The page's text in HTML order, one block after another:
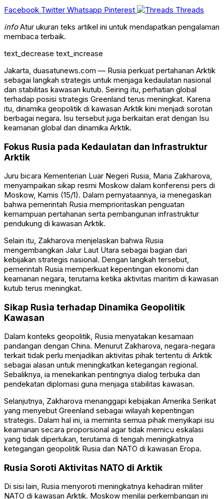
Facebook Twitter Whatsapp Pinterest
Threads
infoAtur ukuran teks artikel ini untuk mendapatkan pengalaman
membaca terbaik.
text_decrease text_increase
Jakarta, duasatunews.com — Rusia perkuat pertahanan Arktik
sebagai langkah strategis untuk menjaga kedaulatan nasional
dan stabilitas kawasan kutub. Seiring itu, perhatian global
terhadap posisi strategis Greenland terus meningkat. Karena
itu, dinamika geopolitik di kawasan Arktik kini menjadi sorotan
berbagai negara. Isu tersebut juga berkaitan erat dengan Isu
keamanan global dan dinamika Arktik.
Fokus Rusia pada Kedaulatan dan Infrastruktur
Arktik
Juru bicara Kementerian Luar Negeri Rusia, Maria Zakharova,
menyampaikan sikap resmi Moskow dalam konferensi pers di
Moskow, Kamis (15/1). Dalam pernyataannya, ia menegaskan
bahwa pemerintah Rusia memprioritaskan penguatan
kemampuan pertahanan serta pembangunan infrastruktur
pendukung di kawasan Arktik.
Selain itu, Zakharova menjelaskan bahwa Rusia
mengembangkan Jalur Laut Utara sebagai bagian dari
kebijakan strategis nasional. Dengan langkah tersebut,
pemerintah Rusia memperkuat kepentingan ekonomi dan
keamanan negara, terutama ketika aktivitas maritim di kawasan
kutub terus meningkat.
Sikap Rusia terhadap Dinamika Geopolitik
Kawasan
Dalam konteks geopolitik, Rusia menyatakan kesamaan
pandangan dengan China. Menurut Zakharova, negara-negara
terkait tidak perlu menjadikan aktivitas pihak tertentu di Arktik
sebagai alasan untuk meningkatkan ketegangan regional.
Sebaliknya, ia menekankan pentingnya dialog terbuka dan
pendekatan diplomasi guna menjaga stabilitas kawasan.
Selanjutnya, Zakharova menanggapi kebijakan Amerika Serikat
yang menyebut Greenland sebagai wilayah kepentingan
strategis. Dalam hal ini, ia meminta semua pihak menyikapi isu
keamanan secara proporsional agar tidak memicu eskalasi
yang tidak diperlukan, terutama di tengah meningkatnya
ketegangan geopolitik Rusia dan NATO di kawasan Eropa.
Rusia Soroti Aktivitas NATO di Arktik
Di sisi lain, Rusia menyoroti meningkatnya kehadiran militer
NATO di kawasan Arktik. Moskow menilai perkembangan ini